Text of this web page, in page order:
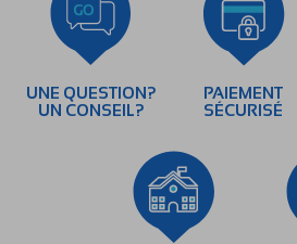
UNE QUESTION?
UN CONSEIL?
PAIEMENT
SÉCURISÉ